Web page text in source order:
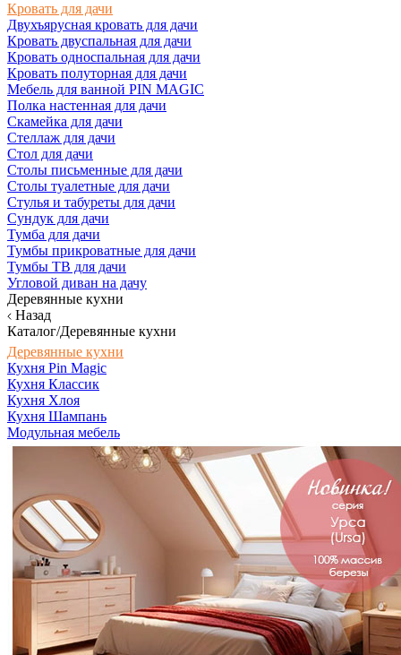
Кровать для дачи
Двухъярусная кровать для дачи
Кровать двуспальная для дачи
Кровать односпальная для дачи
Кровать полуторная для дачи
Мебель для ванной PIN MAGIC
Полка настенная для дачи
Скамейка для дачи
Стеллаж для дачи
Стол для дачи
Столы письменные для дачи
Столы туалетные для дачи
Стулья и табуреты для дачи
Сундук для дачи
Тумба для дачи
Тумбы прикроватные для дачи
Тумбы ТВ для дачи
Угловой диван на дачу
Деревянные кухни
Назад
Каталог/Деревянные кухни
Деревянные кухни
Кухня Pin Magic
Кухня Классик
Кухня Хлоя
Кухня Шампань
Модульная мебель